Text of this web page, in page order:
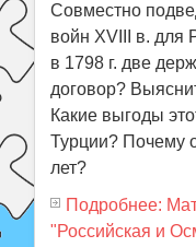
Совместно
войн XVIII в. для
в 1798 г. две
договор?
Какие выгоды
Турции? Почему
лет?
Подробнее:
"Российская и